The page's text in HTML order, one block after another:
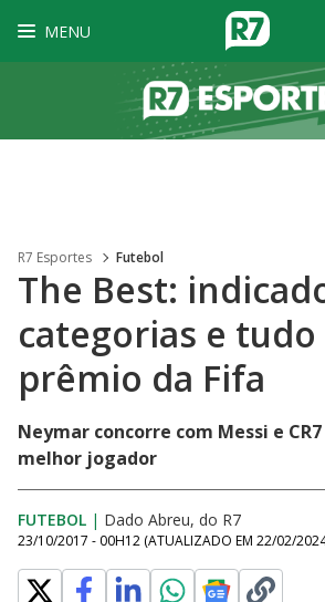
MENU
R7 Esportes Futebol
The Best:
categorias e
prêmio da Fifa
Neymar concorre com Messi e
melhor jogador
FUTEBOL | Dado Abreu, do R7
23/10/2017 - 00H12 (ATUALIZADO EM 22/02/